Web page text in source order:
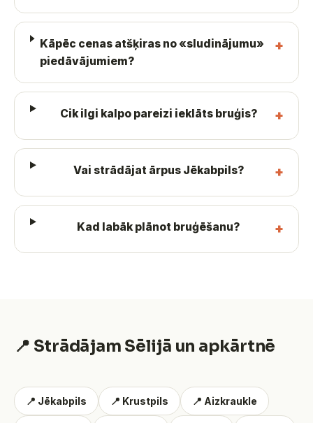
Kāpēc cenas atšķiras no «sludinājumu»
piedāvājumiem?
Cik ilgi kalpo pareizi ieklāts bruģis?
Vai strādājat ārpus Jēkabpils?
Kad labāk plānot bruģēšanu?
📍 Strādājam Sēlijā un apkārtnē
📍 Jēkabpils 📍 Krustpils 📍 Aizkraukle